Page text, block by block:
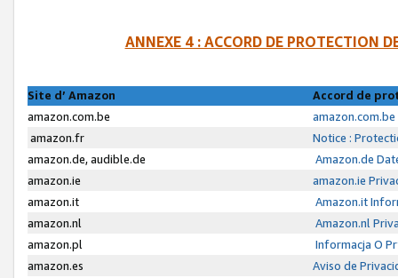
ANNEXE 4 : ACCORD DE PROTECTION
Site d’ Amazon
Accord de
amazon.com.be
amazon.fr
Notice :
amazon.de, audible.de
Amazon.de
amazon.ie
amazon.ie
amazon.it
Amazon.it
amazon.nl
Amazon.nl
amazon.pl
Informacja O
amazon.es
Aviso de